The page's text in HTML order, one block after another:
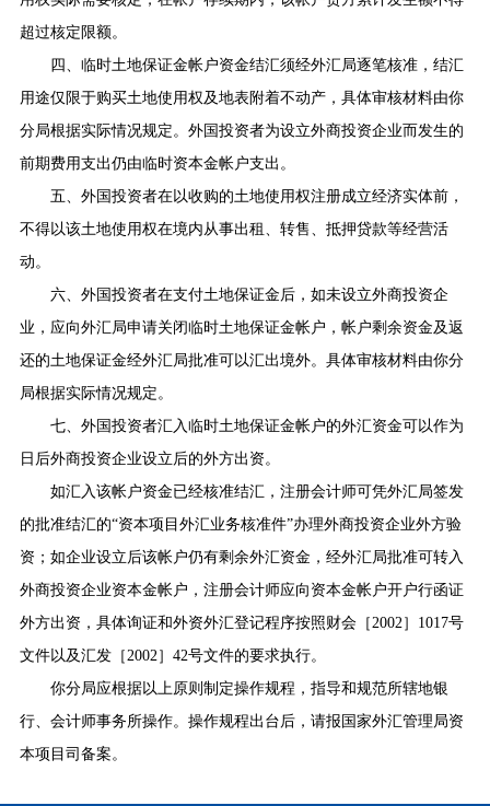
超过核定限额。
四、临时土地保证金帐户资金结汇须经外汇局逐笔核准，结汇
用途仅限于购买土地使用权及地表附着不动产，具体审核材料由你
分局根据实际情况规定。外国投资者为设立外商投资企业而发生的
前期费用支出仍由临时资本金帐户支出。
五、外国投资者在以收购的土地使用权注册成立经济实体前，
不得以该土地使用权在境内从事出租、转售、抵押贷款等经营活
动。
六、外国投资者在支付土地保证金后，如未设立外商投资企
业，应向外汇局申请关闭临时土地保证金帐户，帐户剩余资金及返
还的土地保证金经外汇局批准可以汇出境外。具体审核材料由你分
局根据实际情况规定。
七、外国投资者汇入临时土地保证金帐户的外汇资金可以作为
日后外商投资企业设立后的外方出资。
如汇入该帐户资金已经核准结汇，注册会计师可凭外汇局签发
的批准结汇的“资本项目外汇业务核准件”办理外商投资企业外方验
资；如企业设立后该帐户仍有剩余外汇资金，经外汇局批准可转入
外商投资企业资本金帐户，注册会计师应向资本金帐户开户行函证
外方出资，具体询证和外资外汇登记程序按照财会［ 2002 ］ 1017号
文件以及汇发［ 2002 ］ 42号文件的要求执行。
你分局应根据以上原则制定操作规程，指导和规范所辖地银
行、会计师事务所操作。操作规程出台后，请报国家外汇管理局资
本项目司备案。